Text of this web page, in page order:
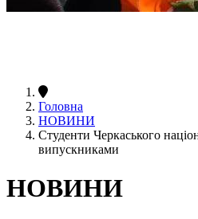
Головна
НОВИНИ
Студенти Черкаського
випускниками
НОВИНИ